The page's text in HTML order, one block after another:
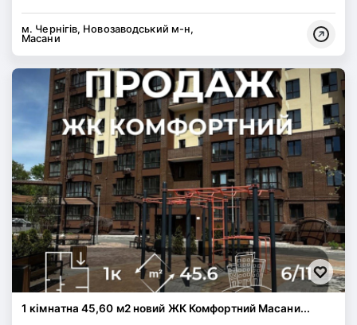
м. Чернігів, Новозаводський м-н,
Масани
1 кімнатна 45,60 м2 новий ЖК Комфортний Масани...